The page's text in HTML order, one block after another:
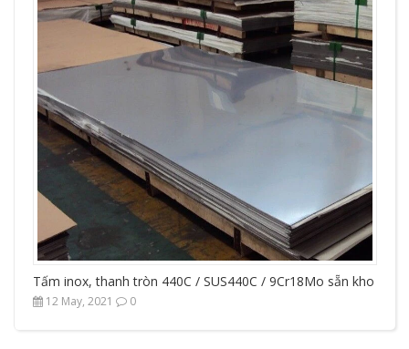
Tấm inox, thanh tròn 440C / SUS440C / 9Cr18Mo sẵn kho
12 May, 2021 0